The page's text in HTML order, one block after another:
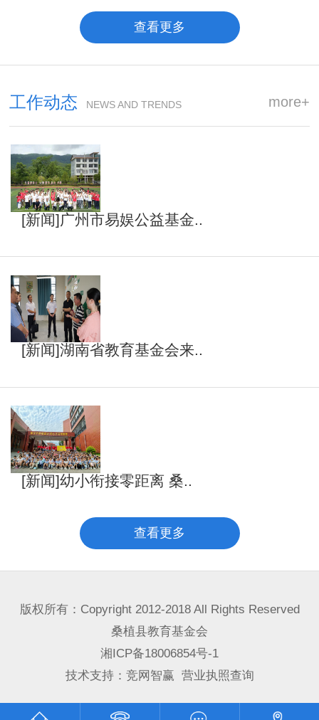
查看更多
工作动态 NEWS AND TRENDS more+
[新闻]广州市易娱公益基金..
[新闻]湖南省教育基金会来..
[新闻]幼小衔接零距离 桑..
查看更多
版权所有：Copyright 2012-2018 All Rights Reserved
桑植县教育基金会
湘ICP备18006854号-1
技术支持： 竞网智赢 营业执照查询